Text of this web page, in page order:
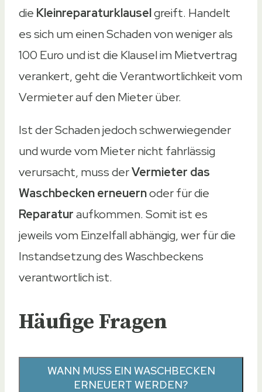
die Kleinreparaturklauselgreift. Handelt
es sich um einen Schaden von weniger als
100 Euro und ist die Klausel im Mietvertrag
verankert, geht die Verantwortlichkeit vom
Vermieter auf den Mieter über.
Ist der Schaden jedoch schwerwiegender
und wurde vom Mieter nicht fahrlässig
verursacht, muss derVermieter das
Waschbecken erneuernoder für die
Reparaturaufkommen. Somit ist es
jeweils vom Einzelfall abhängig, wer für die
Instandsetzung des Waschbeckens
verantwortlich ist.
Häufige Fragen
WANN MUSS EIN WASCHBECKEN
ERNEUERT WERDEN?